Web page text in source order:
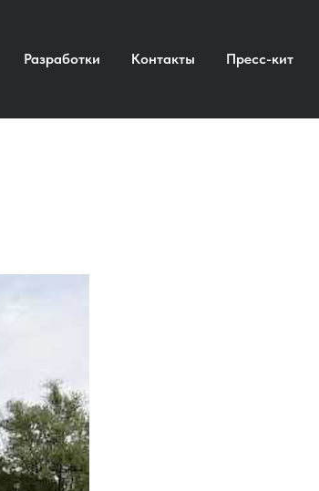
Разработки Контакты Пресс-кит